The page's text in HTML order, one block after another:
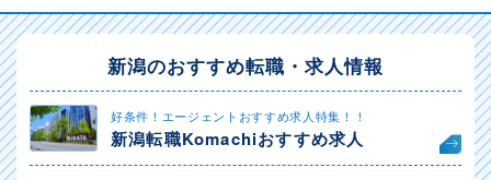
新潟のおすすめ転職・求人情報
好条件！エージェントおすすめ求人特集！！
新潟転職Komachiおすすめ求人